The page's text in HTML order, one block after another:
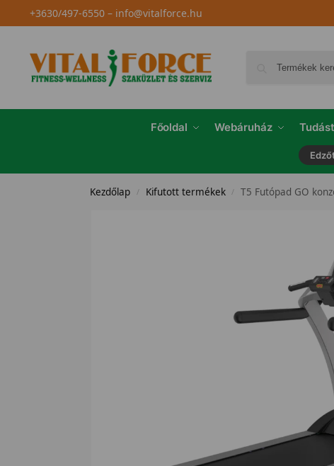
+3630/497-6550– info@vitalforce.hu
Főoldal Webáruház
Kezdőlap / Kifutott termékek / T5 Futópad GO